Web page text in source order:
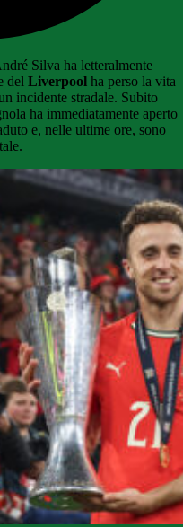
Silva ha letteralmente
del Liverpool ha perso la vita
incidente stradale. Subito
ha immediatamente aperto
e, nelle ultime ore, sono